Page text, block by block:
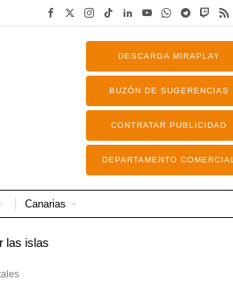
DESCARGA MIRAPLAY
BUZÓN DE SUGERENCIAS
CONTRATAR PUBLICIDAD
DEPARTAMENTO COMERCIAL
Canarias